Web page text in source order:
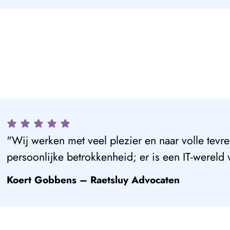
en naar volle tevredenheid samen.
er is een IT-wereld voor ons opengegaan!"
Advocaten